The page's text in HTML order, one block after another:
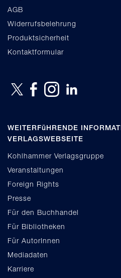
AGB
Widerrufsbelehrung
Produktsicherheit
Kontaktformular
WEITERFüHRENDE
VERLAGSWEBSEITE
Kohlhammer Verlagsgruppe
Veranstaltungen
Foreign Rights
Presse
Für den Buchhandel
Für Bibliotheken
Für AutorInnen
Mediadaten
Karriere